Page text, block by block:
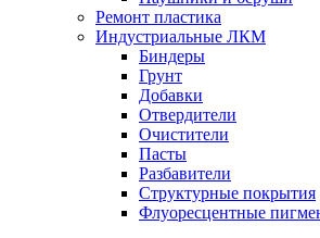
Ремонт пластика
Индустриальные ЛКМ
Биндеры
Грунт
Добавки
Отвердители
Очистители
Пасты
Разбавители
Структурные покрытия
Флуоресцентные